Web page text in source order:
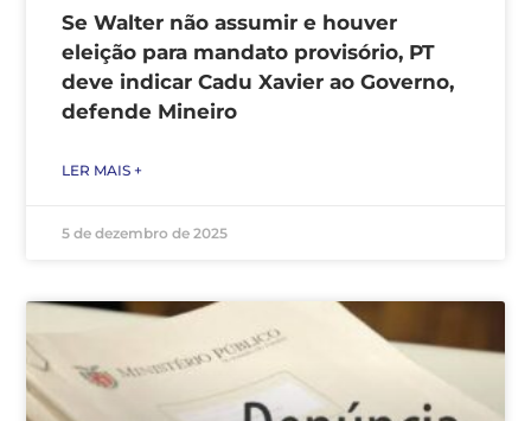
Se Walter não assumir e houver
eleição para mandato provisório, PT
deve indicar Cadu Xavier ao Governo,
defende Mineiro
LER MAIS +
5 de dezembro de 2025